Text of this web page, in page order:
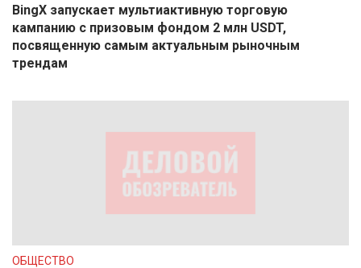
BingX запускает мультиактивную торговую
кампанию с призовым фондом 2 млн USDT,
посвященную самым актуальным рыночным
трендам
ОБЩЕСТВО